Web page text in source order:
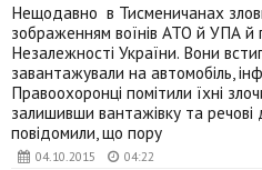
04.10.2015 04:22
Нещодавно в Тисменичанах
зображенням воїнів АТО й УПА й
Незалежності України. Вони
завантажували на автомобіль,
Правоохоронці помітили їхні
залишивши вантажівку та
повідомили, що пору